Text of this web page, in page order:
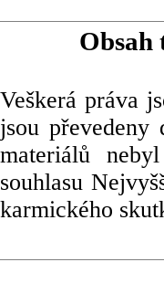
Obsah
Veškerá práva
jsou převedeny
materiálů
souhlasu
karmického